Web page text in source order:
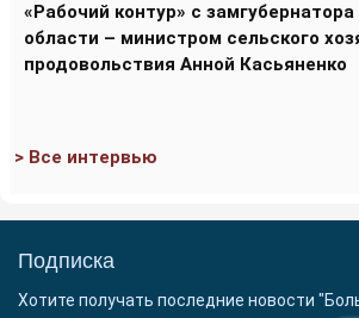
«Рабочий контур» с
области – министром сельского
продовольствия Анной Касьяненко
> Все интервью
Подписка
Хотите получать последние новости